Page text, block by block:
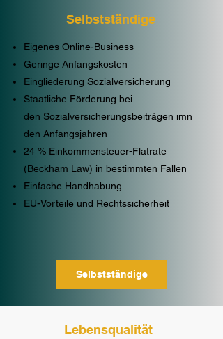
Selbstständige
Eigenes Online-Business
Geringe Anfangskosten
Eingliederung Sozialversicherung
Staatliche Förderung bei
den Sozialversicherungsbeiträgen imn
den Anfangsjahren
24 % Einkommensteuer-Flatrate
(Beckham Law) in bestimmten Fällen
Einfache Handhabung
EU-Vorteile und Rechtssicherheit
Selbstständige
Lebensqualität